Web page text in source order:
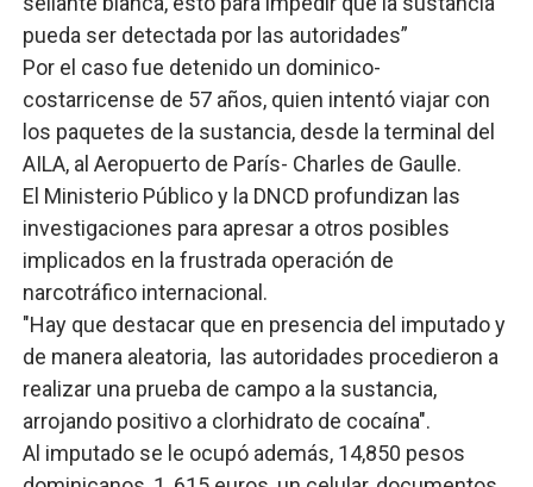
pueda ser detectada por las autoridades”
Por el caso fue detenido un dominico-
costarricense de 57 años, quien intentó viajar con
los paquetes de la sustancia, desde la terminal del
AILA, al Aeropuerto de París- Charles de Gaulle.
El Ministerio Público y la DNCD profundizan las
investigaciones para apresar a otros posibles
implicados en la frustrada operación de
narcotráfico internacional.
"Hay que destacar que en presencia del imputado y
de manera aleatoria, las autoridades procedieron a
realizar una prueba de campo a la sustancia,
arrojando positivo a clorhidrato de cocaína".
Al imputado se le ocupó además, 14,850 pesos